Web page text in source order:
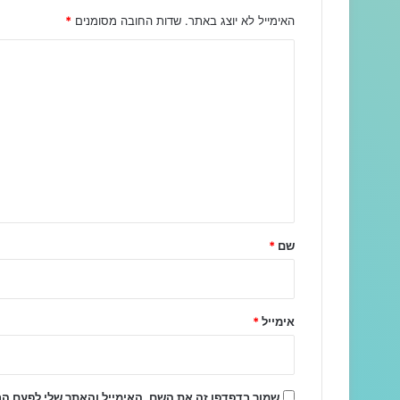
האימייל לא יוצג באתר. שדות החובה מסומנים *
ל
שם *
אימייל*
שמור בדפדפן זה את השם, האימייל והאתר שלי לפעם